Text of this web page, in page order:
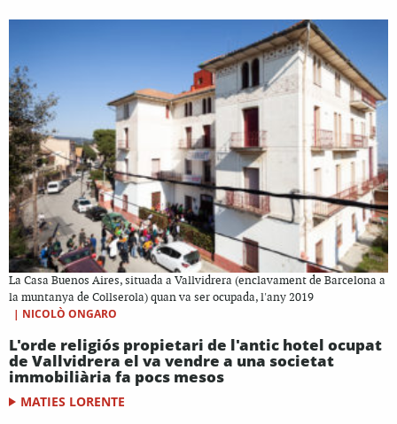
La Casa Buenos Aires, situada a Vallvidrera (enclavament de Barcelona a
la muntanya de Collserola) quan va ser ocupada, l'any 2019
| NICOLÒ ONGARO
L'orde religiós propietari de l'antic hotel ocupat
de Vallvidrera el va vendre a una societat
immobiliària fa pocs mesos
MATIES LORENTE